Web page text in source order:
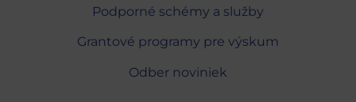
Podporné schémy a služby
Grantové programy pre výskum
Odber noviniek